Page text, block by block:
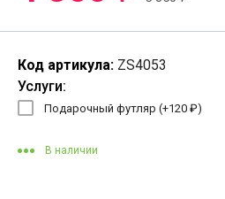
Код артикула: ZS4053
Услуги:
Подарочный футляр (+120 ₽)
В наличии